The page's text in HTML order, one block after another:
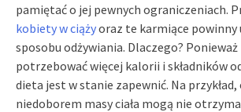
pamiętać o jej pewnych ograniczeniach.
kobiety w ciążyoraz te karmiące powinny
sposobu odżywiania. Dlaczego?
potrzebować więcej kalorii i składników
dieta jest w stanie zapewnić. Na
niedoborem masy ciała mogą nie